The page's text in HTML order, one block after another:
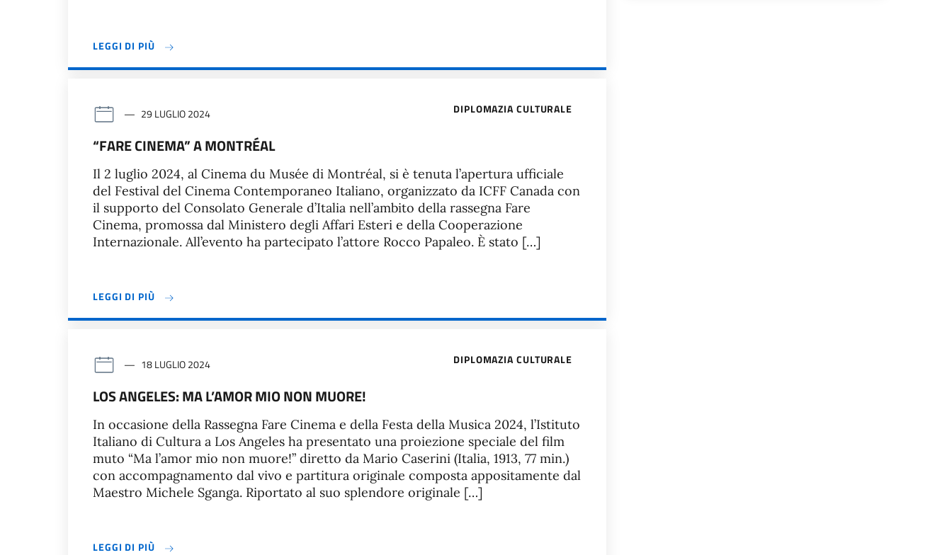
LEGGI DI PIÙ
DIPLOMAZIA CULTURALE
29 LUGLIO 2024
“FARE CINEMA” A MONTRÉAL
Il 2 luglio 2024, al Cinema du Musée di Montréal, si è tenuta l’apertura ufficiale
del Festival del Cinema Contemporaneo Italiano, organizzato da ICFF Canada con
il supporto del Consolato Generale d’Italia nell’ambito della rassegna Fare
Cinema, promossa dal Ministero degli Affari Esteri e della Cooperazione
Internazionale. All’evento ha partecipato l’attore Rocco Papaleo. È stato […]
LEGGI DI PIÙ
DIPLOMAZIA CULTURALE
18 LUGLIO 2024
LOS ANGELES: MA L’AMOR MIO NON MUORE!
In occasione della Rassegna Fare Cinema e della Festa della Musica 2024, l’Istituto
Italiano di Cultura a Los Angeles ha presentato una proiezione speciale del film
muto “Ma l’amor mio non muore!” diretto da Mario Caserini (Italia, 1913, 77 min.)
con accompagnamento dal vivo e partitura originale composta appositamente dal
Maestro Michele Sganga. Riportato al suo splendore originale […]
LEGGI DI PIÙ